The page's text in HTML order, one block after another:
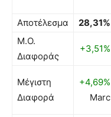
Αποτέλεσμα 28,31%
Μ.Ο.
Διαφοράς
+3,51%
Μέγιστη
Διαφορά
+4,69%
Marc